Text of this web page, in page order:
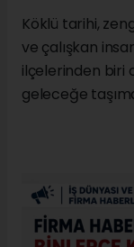
Köklü tarihi,
ve çalışkan
ilçelerinden biri
geleceğe